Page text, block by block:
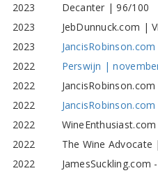
2023
Decanter | 96/100
2023
JebDunnuck.com |
2023
2022
Perswijn |
2022
2022
2022
2022
The Wine
2022